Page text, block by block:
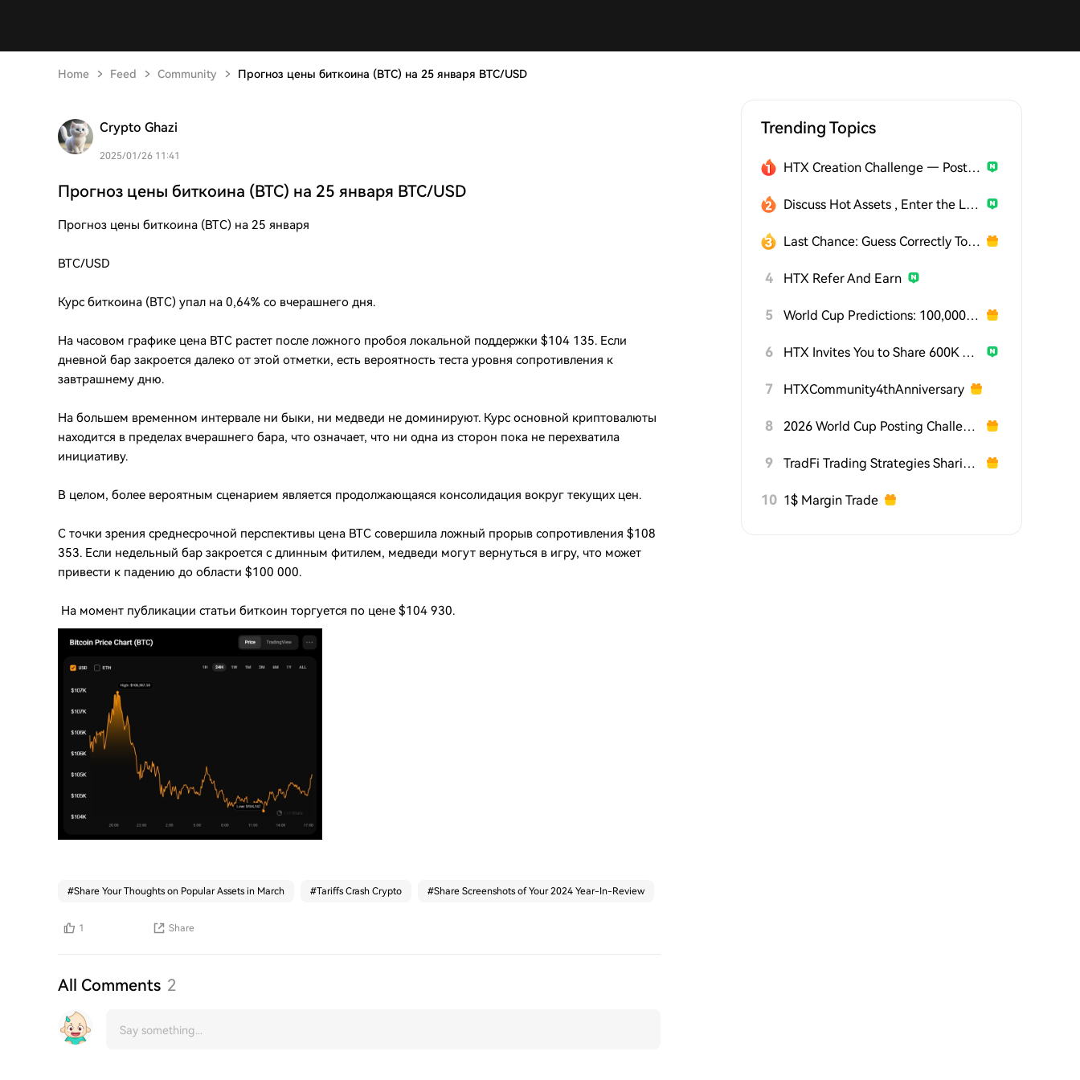
Home Feed Community Прогноз цены биткоина (BTC) на 25 января BTC/USD
Crypto Ghazi
2025/01/26 11:41
Прогноз цены биткоина (BTC) на 25 января BTC/USD
Прогноз цены биткоина (BTC) на 25 января
BTC/USD
Курс биткоина (BTC) упал на 0,64% со вчерашнего дня.
На часовом графике цена BTC растет после ложного пробоя локальной поддержки $104 135. Если
дневной бар закроется далеко от этой отметки, есть вероятность теста уровня сопротивления к
завтрашнему дню.
На большем временном интервале ни быки, ни медведи не доминируют. Курс основной криптовалюты
находится в пределах вчерашнего бара, что означает, что ни одна из сторон пока не перехватила
инициативу.
В целом, более вероятным сценарием является продолжающаяся консолидация вокруг текущих цен.
С точки зрения среднесрочной перспективы цена BTC совершила ложный прорыв сопротивления $108
353. Если недельный бар закроется с длинным фитилем, медведи могут вернуться в игру, что может
привести к падению до области $100 000.
На момент публикации статьи биткоин торгуется по цене $104 930.
#Share Your Thoughts on Popular Assets in March #Tariffs Crash Crypto #Share Screenshots of Your 2024 Year-In-Review
1 Share
All Comments 2
Trending Topics
HTX Creation Challenge — Post and Win 1,500U
Discuss Hot Assets , Enter the Lucky Draw
Last Chance: Guess Correctly Today and Win More
4 HTX Refer And Earn
5 World Cup Predictions: 100,000 USDT Daily
6 HTX Invites You to Share 600K USDT in Gift Packs
7 HTXCommunity4thAnniversary
8 2026 World Cup Posting Challenge on HTX Square
9 TradFi Trading Strategies Sharing Challenge
10 1$ Margin Trade